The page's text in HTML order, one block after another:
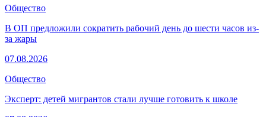
Общество
В ОП предложили сократить рабочий день до шести часов из-
за жары
07.08.2026
Общество
Эксперт: детей мигрантов стали лучше готовить к школе